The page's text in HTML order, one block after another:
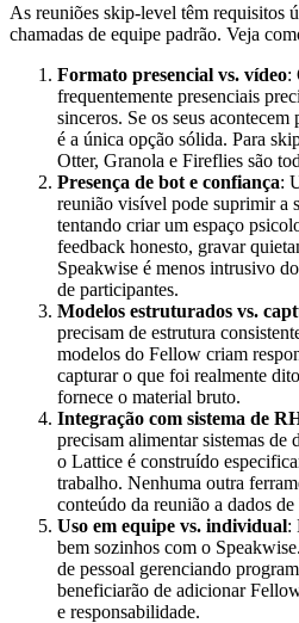
As reuniões skip-level têm requisitos
chamadas de equipe padrão. Veja
Formato presencial vs. vídeo:
frequentemente presenciais
sinceros. Se os seus
é a única opção sólida. Para
Otter, Granola e Fireflies são
Presença de bot e confiança:
reunião visível pode suprimir a
tentando criar um espaço
feedback honesto, gravar
Speakwise é menos intrusivo
de participantes.
Modelos estruturados vs.
precisam de estrutura
modelos do Fellow criam
capturar o que foi realmente
fornece o material bruto.
Integração com sistema de
precisam alimentar sistemas de
o Lattice é construído
trabalho. Nenhuma outra
conteúdo da reunião a dados
Uso em equipe vs. individual:
bem sozinhos com o
de pessoal gerenciando
beneficiarão de adicionar
e responsabilidade.